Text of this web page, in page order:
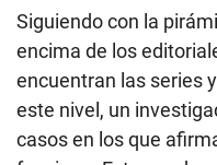
Siguiendo con la
encima de los
encuentran las series
este nivel, un
casos en los que